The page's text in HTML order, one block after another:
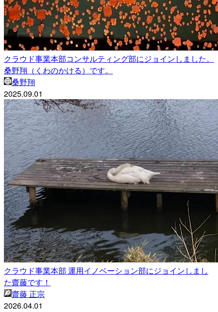
クラウド事業本部コンサルティング部にジョインしました。
桑野翔（くわのかける）です。
桑野翔
2025.09.01
クラウド事業本部 運用イノベーション部にジョインしまし
た齋藤です！
齋藤 正宗
2026.04.01